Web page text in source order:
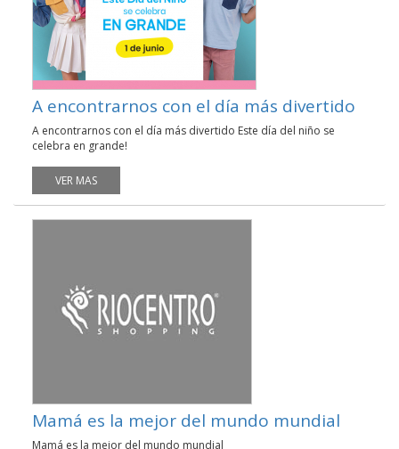
A encontrarnos con el día más divertido
A encontrarnos con el día más divertido Este día del niño se
celebra en grande!
VER MAS
Mamá es la mejor del mundo mundial
Mamá es la mejor del mundo mundial